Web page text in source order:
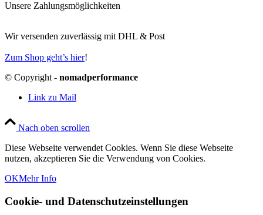
Unsere Zahlungsmöglichkeiten
Wir versenden zuverlässig mit DHL & Post
Zum Shop geht’s hier!
© Copyright - nomadperformance
Link zu Mail
Nach oben scrollen
Diese Webseite verwendet Cookies. Wenn Sie diese Webseite
nutzen, akzeptieren Sie die Verwendung von Cookies.
OKMehr Info
Cookie- und Datenschutzeinstellungen